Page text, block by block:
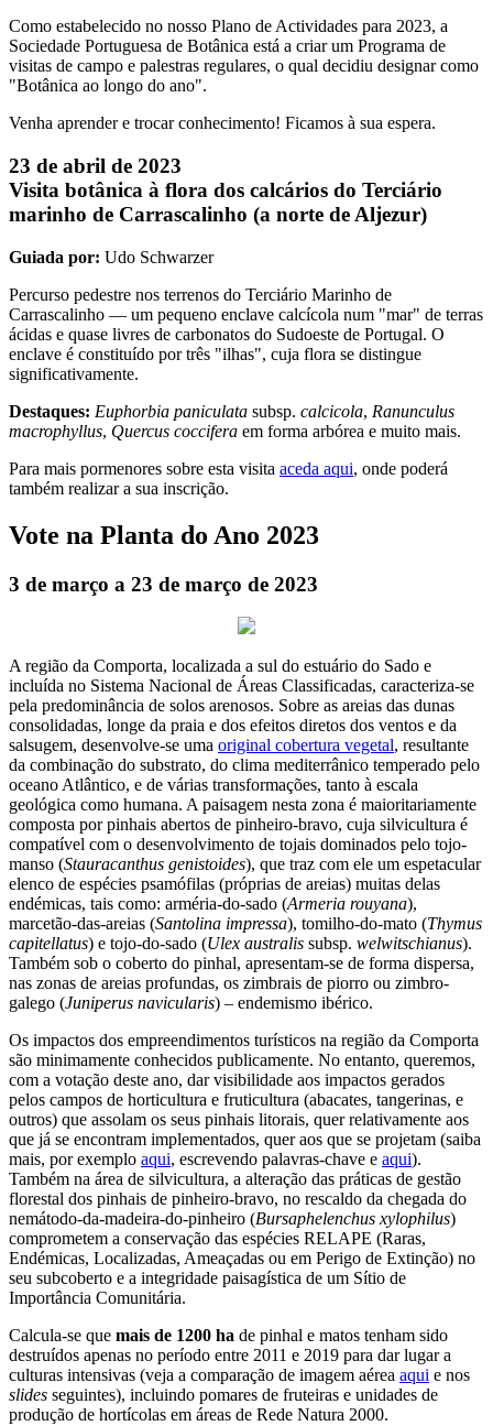
Como estabelecido no nosso Plano de Actividades para 2023, a
Sociedade Portuguesa de Botânica está a criar um Programa de
visitas de campo e palestras regulares, o qual decidiu designar como
"Botânica ao longo do ano".
Venha aprender e trocar conhecimento! Ficamos à sua espera.
23 de abril de 2023
Visita botânica à flora dos calcários do Terciário
marinho de Carrascalinho (a norte de Aljezur)
Guiada por: Udo Schwarzer
Percurso pedestre nos terrenos do Terciário Marinho de
Carrascalinho — um pequeno enclave calcícola num "mar" de terras
ácidas e quase livres de carbonatos do Sudoeste de Portugal. O
enclave é constituído por três "ilhas", cuja flora se distingue
significativamente.
Destaques: Euphorbia paniculata subsp. calcicola, Ranunculus
macrophyllus, Quercus coccifera em forma arbórea e muito mais.
Para mais pormenores sobre esta visita aceda aqui, onde poderá
também realizar a sua inscrição.
Vote na Planta do Ano 2023
3 de março a 23 de março de 2023
A região da Comporta, localizada a sul do estuário do Sado e
incluída no Sistema Nacional de Áreas Classificadas, caracteriza-se
pela predominância de solos arenosos. Sobre as areias das dunas
consolidadas, longe da praia e dos efeitos diretos dos ventos e da
salsugem, desenvolve-se uma original cobertura vegetal, resultante
da combinação do substrato, do clima mediterrânico temperado pelo
oceano Atlântico, e de várias transformações, tanto à escala
geológica como humana. A paisagem nesta zona é maioritariamente
composta por pinhais abertos de pinheiro-bravo, cuja silvicultura é
compatível com o desenvolvimento de tojais dominados pelo tojo-
manso (Stauracanthus genistoides), que traz com ele um espetacular
elenco de espécies psamófilas (próprias de areias) muitas delas
endémicas, tais como: arméria-do-sado (Armeria rouyana),
marcetão-das-areias (Santolina impressa), tomilho-do-mato (Thymus
capitellatus) e tojo-do-sado (Ulex australis subsp. welwitschianus).
Também sob o coberto do pinhal, apresentam-se de forma dispersa,
nas zonas de areias profundas, os zimbrais de piorro ou zimbro-
galego (Juniperus navicularis) – endemismo ibérico.
Os impactos dos empreendimentos turísticos na região da Comporta
são minimamente conhecidos publicamente. No entanto, queremos,
com a votação deste ano, dar visibilidade aos impactos gerados
pelos campos de horticultura e fruticultura (abacates, tangerinas, e
outros) que assolam os seus pinhais litorais, quer relativamente aos
que já se encontram implementados, quer aos que se projetam (saiba
mais, por exemplo aqui, escrevendo palavras-chave e aqui).
Também na área de silvicultura, a alteração das práticas de gestão
florestal dos pinhais de pinheiro-bravo, no rescaldo da chegada do
nemátodo-da-madeira-do-pinheiro (Bursaphelenchus xylophilus)
comprometem a conservação das espécies RELAPE (Raras,
Endémicas, Localizadas, Ameaçadas ou em Perigo de Extinção) no
seu subcoberto e a integridade paisagística de um Sítio de
Importância Comunitária.
Calcula-se que mais de 1200 ha de pinhal e matos tenham sido
destruídos apenas no período entre 2011 e 2019 para dar lugar a
culturas intensivas (veja a comparação de imagem aérea aqui e nos
slides seguintes), incluindo pomares de fruteiras e unidades de
produção de hortícolas em áreas de Rede Natura 2000.